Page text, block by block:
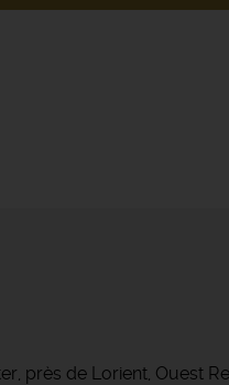
près de Lorient, Ouest